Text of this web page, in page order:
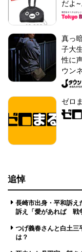
だよ~
真っ
子大
性に
ウン
ゼロ
追悼
長崎市出身・平和訴
訴え「愛があれば 戦
つげ義春さんと白土
は？